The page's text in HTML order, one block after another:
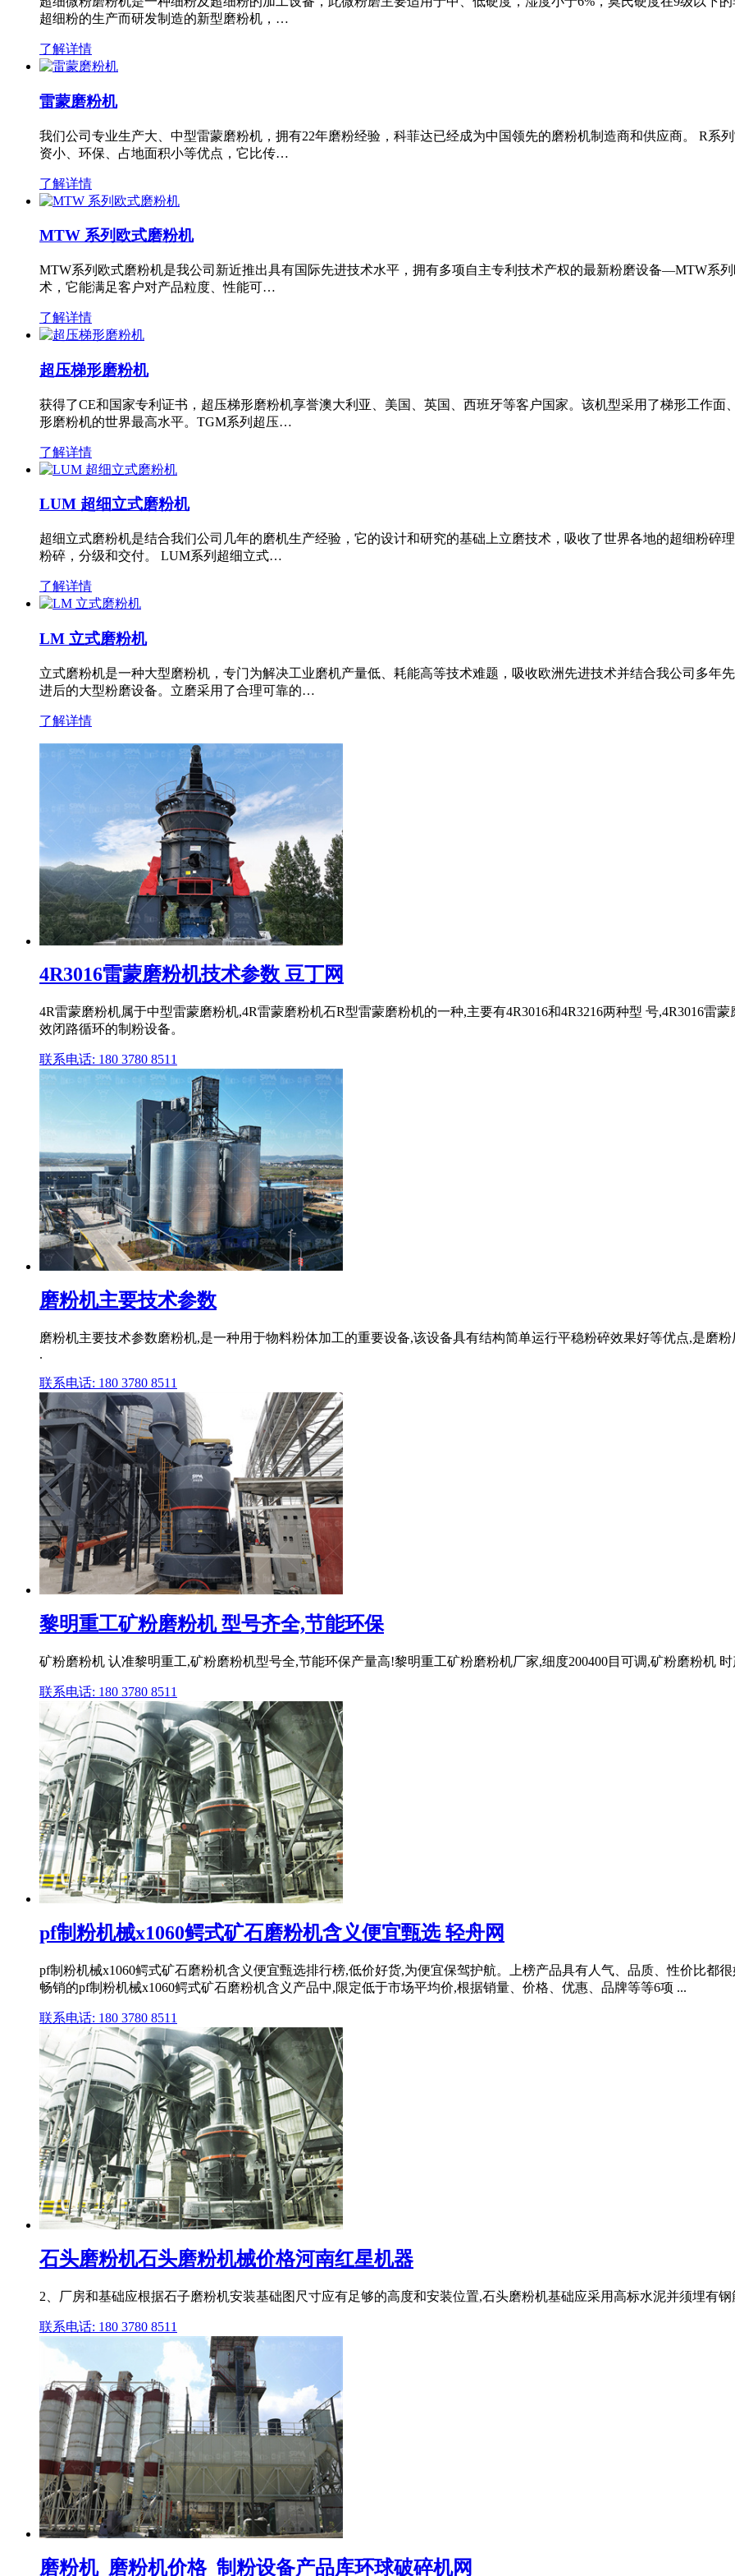
超细粉的生产而研发制造的新型磨粉机，…
了解详情
雷蒙磨粉机
我们公司专业生产大、中型雷蒙磨粉机，拥有22年磨粉经验，科菲达已经成为中国领先的磨粉机制造商和供应商。 R系
资小、环保、占地面积小等优点，它比传…
了解详情
MTW 系列欧式磨粉机
MTW系列欧式磨粉机是我公司新近推出具有国际先进技术水平，拥有多项自主专利技术产权的最新粉磨设备—MTW系
术，它能满足客户对产品粒度、性能可…
了解详情
超压梯形磨粉机
获得了CE和国家专利证书，超压梯形磨粉机享誉澳大利亚、美国、英国、西班牙等客户国家。该机型采用了梯形工作
形磨粉机的世界最高水平。TGM系列超压…
了解详情
LUM 超细立式磨粉机
超细立式磨粉机是结合我们公司几年的磨机生产经验，它的设计和研究的基础上立磨技术，吸收了世界各地的超细粉碎
粉碎，分级和交付。 LUM系列超细立式…
了解详情
LM 立式磨粉机
立式磨粉机是一种大型磨粉机，专门为解决工业磨机产量低、耗能高等技术难题，吸收欧洲先进技术并结合我公司多年
进后的大型粉磨设备。立磨采用了合理可靠的…
了解详情
4R3016雷蒙磨粉机技术参数 豆丁网
4R雷蒙磨粉机属于中型雷蒙磨粉机,4R雷蒙磨粉机石R型雷蒙磨粉机的一种,主要有4R3016和4R3216两种型 号,4R3016雷
效闭路循环的制粉设备。
联系电话: 180 3780 8511
磨粉机主要技术参数
磨粉机主要技术参数磨粉机,是一种用于物料粉体加工的重要设备,该设备具有结构简单运行平稳粉碎效果好等优点,是磨
.
联系电话: 180 3780 8511
黎明重工矿粉磨粉机 型号齐全,节能环保
矿粉磨粉机 认准黎明重工,矿粉磨粉机型号全,节能环保产量高!黎明重工矿粉磨粉机厂家,细度200400目可调,矿粉磨粉机
联系电话: 180 3780 8511
pf制粉机械x1060鳄式矿石磨粉机含义便宜甄选 轻舟网
pf制粉机械x1060鳄式矿石磨粉机含义便宜甄选排行榜,低价好货,为便宜保驾护航。上榜产品具有人气、品质、性价比都
畅销的pf制粉机械x1060鳄式矿石磨粉机含义产品中,限定低于市场平均价,根据销量、价格、优惠、品牌等等6项 ...
联系电话: 180 3780 8511
石头磨粉机石头磨粉机械价格河南红星机器
2、厂房和基础应根据石子磨粉机安装基础图尺寸应有足够的高度和安装位置,石头磨粉机基础应采用高标水泥并须埋有钢
联系电话: 180 3780 8511
磨粉机_磨粉机价格_制粉设备产品库环球破碎机网